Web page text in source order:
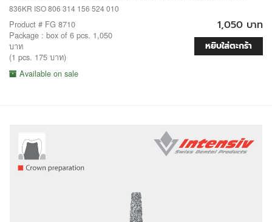
836KR ISO 806 314 156 524 010
Product # FG 8710
Package : box of 6 pcs. 1,050
บาท
(1 pcs. 175 บาท)
Available on sale
1,050 บาท
หยิบใส่ตะกร้า